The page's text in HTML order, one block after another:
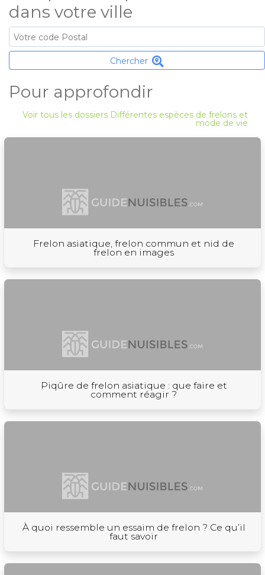
dans votre ville
Chercher
Pour approfondir
Voir tous les dossiers Différentes espèces de frelons et
mode de vie
Frelon asiatique, frelon commun et nid de
frelon en images
Piqûre de frelon asiatique : que faire et
comment réagir ?
À quoi ressemble un essaim de frelon ? Ce qu’il
faut savoir